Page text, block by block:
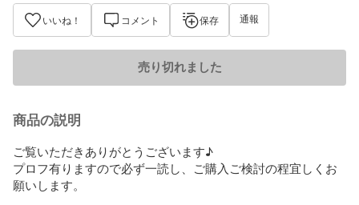
いいね！ コメント 保存 通報
売り切れました
商品の説明
ご覧いただきありがとうございます♪
プロフ有りますので必ず一読し、ご購入ご検討の程宜しくお
願いします。